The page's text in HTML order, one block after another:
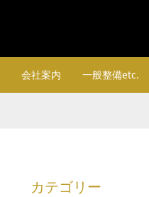
会社案内 一般整備etc.
カテゴリー